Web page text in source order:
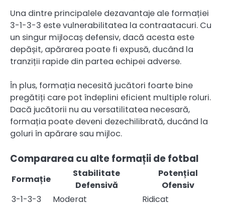
Una dintre principalele dezavantaje ale formației
3-1-3-3 este vulnerabilitatea la contraatacuri. Cu
un singur mijlocaș defensiv, dacă acesta este
depășit, apărarea poate fi expusă, ducând la
tranziții rapide din partea echipei adverse.
În plus, formația necesită jucători foarte bine
pregătiți care pot îndeplini eficient multiple roluri.
Dacă jucătorii nu au versatilitatea necesară,
formația poate deveni dezechilibrată, ducând la
goluri în apărare sau mijloc.
Compararea cu alte formații de fotbal
Formație
Stabilitate
Defensivă
Potențial
Ofensiv
3-1-3-3
Moderat
Ridicat